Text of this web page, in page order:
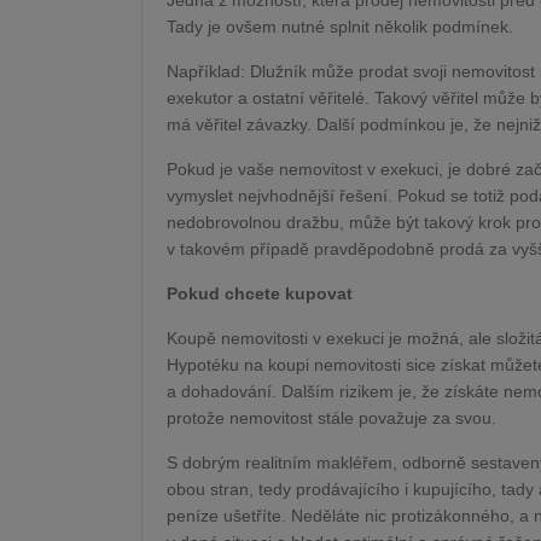
Tady je ovšem nutné splnit několik podmínek.
Například: Dlužník může prodat svoji
exekutor a ostatní věřitelé. Takový věřitel může
má věřitel závazky. Další podmínkou je, že
Pokud je vaše nemovitost v exekuci, je dobré
vymyslet nejvhodnější řešení. Pokud se totiž
nedobrovolnou dražbu, může být takový krok
v takovém případě pravděpodobně prodá za
Pokud chcete kupovat
Koupě nemovitosti v exekuci je možná, ale
Hypotéku na koupi nemovitosti sice získat
a dohadování. Dalším rizikem je, že získáte
protože nemovitost stále považuje za svou.
S dobrým realitním makléřem, odborně
obou stran, tedy prodávajícího i kupujícího, tady
peníze ušetříte. Neděláte nic protizákonného, a